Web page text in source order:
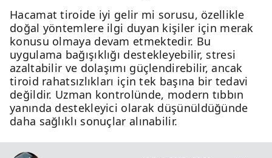
Hacamat tiroide iyi gelir mi sorusu, özellikle
doğal yöntemlere ilgi duyan kişiler için merak
konusu olmaya devam etmektedir. Bu
uygulama bağışıklığı destekleyebilir, stresi
azaltabilir ve dolaşımı güçlendirebilir, ancak
tiroid rahatsızlıkları için tek başına bir tedavi
değildir. Uzman kontrolünde, modern tıbbın
yanında destekleyici olarak düşünüldüğünde
daha sağlıklı sonuçlar alınabilir.